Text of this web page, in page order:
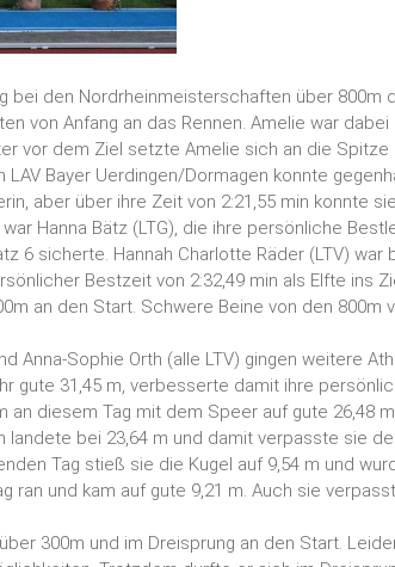
bei den Nordrheinmeisterschaften über 800m
von Anfang an das Rennen. Amelie war
vor dem Ziel setzte Amelie sich an die
LAV Bayer Uerdingen/Dormagen konnte
aber über ihre Zeit von 2:21,55 min konnte
Hanna Bätz (LTG), die ihre persönliche
6 sicherte. Hannah Charlotte Räder (LTV) war
Bestzeit von 2:32,49 min als Elfte ins
an den Start. Schwere Beine von den 800m
Anna-Sophie Orth (alle LTV) gingen weitere
gute 31,45 m, verbesserte damit ihre
an diesem Tag mit dem Speer auf gute 26,48
landete bei 23,64 m und damit verpasste sie
Tag stieß sie die Kugel auf 9,54 m und
ran und kam auf gute 9,21 m. Auch sie
300m und im Dreisprung an den Start.